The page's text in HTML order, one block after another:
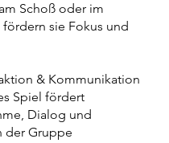
Schoß oder im
sie Fokus und
& Kommunikation
Spiel fördert
Dialog und
der Gruppe